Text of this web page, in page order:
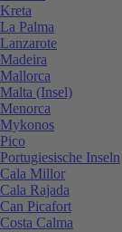
Kreta
La Palma
Lanzarote
Madeira
Mallorca
Malta (Insel)
Menorca
Mykonos
Pico
Portugiesische Inseln
Cala Millor
Cala Rajada
Can Picafort
Costa Calma